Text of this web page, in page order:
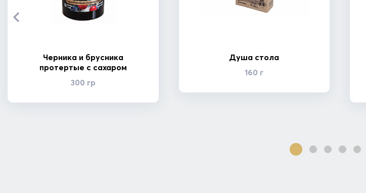
Черника и брусника
протертые с сахаром
300 гр
Душа стола
160 г